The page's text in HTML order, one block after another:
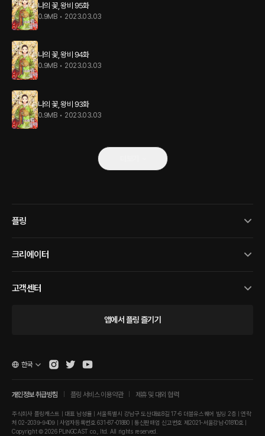
나의 꽃, 왕비 95화
0.9MB • 2023.03.03
나의 꽃, 왕비 94화
0.9MB • 2023.03.03
나의 꽃, 왕비 93화
0.9MB • 2023.03.03
플링
크리에이터
고객센터
앱에서 플링 즐기기
개인정보 취급방침 플링 서비스 이용약관 제휴 및 대외 협력
주식회사 플링캐스트 | 대표 남성률 | 서울특별시 강남구 도산대로8길 17-6 더블유스퀘어 빌딩 2층 | 연락
처 02-2039-9409 | 사업자등록번호 631-87-01880 | 통신판매업 신고번호 제2021-서울강남-01810호 |
Copyright © 2026 PLINGCAST co., ltd. All rights reserved.
한국